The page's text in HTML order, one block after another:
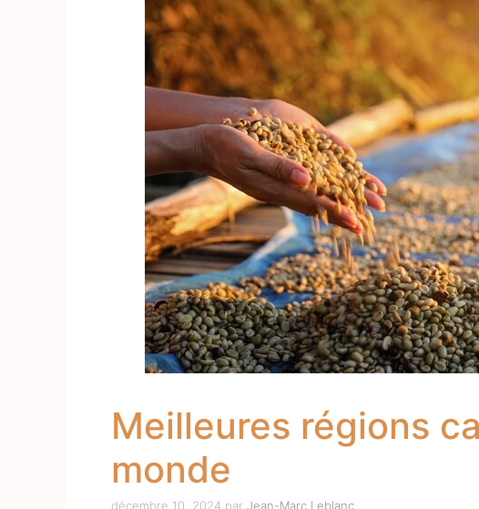
Meilleures régions
monde
décembre 10, 2024 par Jean-Marc Leblanc